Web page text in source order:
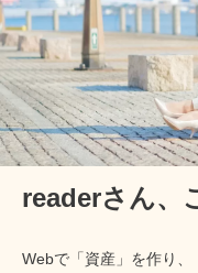
readerさん、
Webで「資産」を作り、